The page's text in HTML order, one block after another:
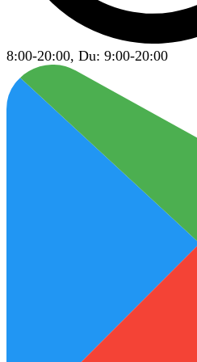
8:00-20:00, Du: 9:00-20:00